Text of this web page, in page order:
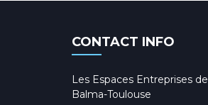
CONTACT INFO
Les Espaces Entreprises de
Balma-Toulouse